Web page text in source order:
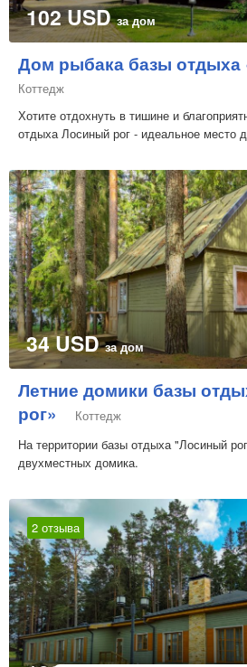
102 USDза дом
Дом рыбака базы отдыха
Коттедж
Хотите отдохнуть в тишине и
отдыха Лосиный рог - идеальное место
34 USDза дом
Летние домики базы
рог»
Коттедж
На территории базы отдыха "Лосиный
двухместных домика.
2 отзыва